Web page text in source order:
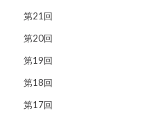
第21回
第20回
第19回
第18回
第17回